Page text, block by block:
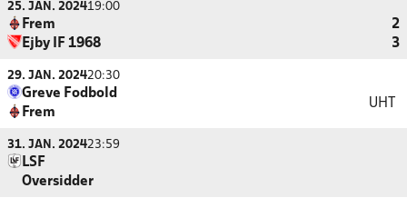
25. JAN. 202419:00
Frem
2
Ejby IF 1968
3
29. JAN. 202420:30
Greve Fodbold
Frem
UHT
31. JAN. 202423:59
LSF
Oversidder